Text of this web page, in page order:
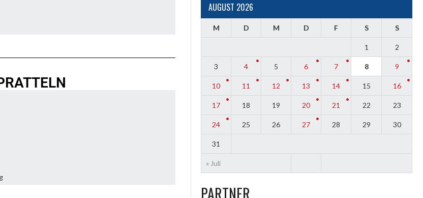
AUGUST 2026
M D M D F S S
« Juli
1 2
3 4 5 6 7 8 9
10 11 12 13 14 15 16
17 18 19 20 21 22 23
24 25 26 27 28 29 30
31
PARTNER